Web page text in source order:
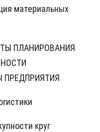
материальных
ПЛАНИРОВАНИЯ
ПРЕДПРИЯТИЯ
круг